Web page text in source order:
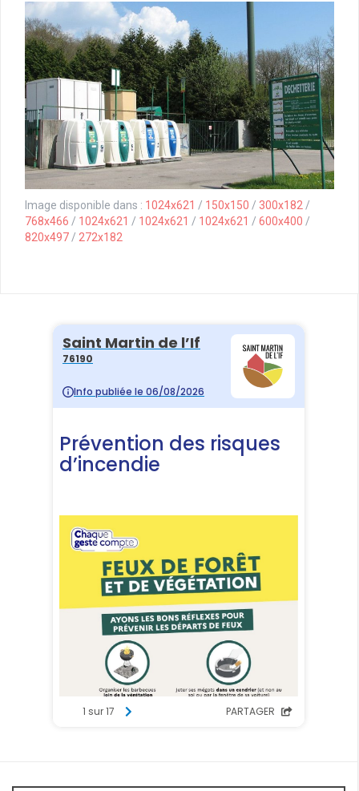
Image disponible dans : 1024x621 / 150x150 / 300x182/
768x466 / 1024x621 / 1024x621 / 1024x621 / 600x400 /
820x497/ 272x182